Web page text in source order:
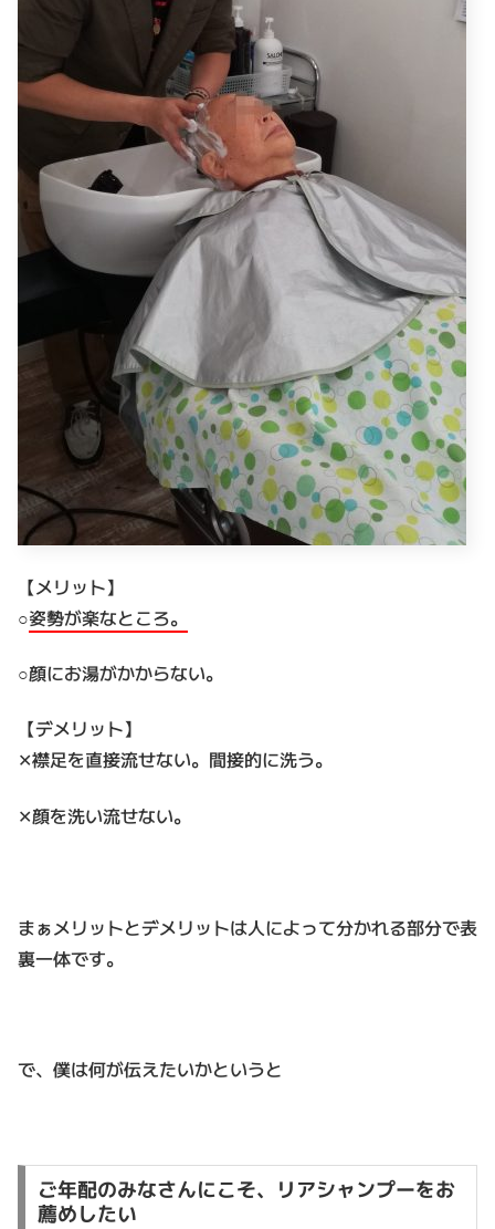
【メリット】
○姿勢が楽なところ。
○顔にお湯がかからない。
【デメリット】
✕襟足を直接流せない。間接的に洗う。
✕顔を洗い流せない。
まぁメリットとデメリットは人によって分かれる部分で表
裏一体です。
で、僕は何が伝えたいかというと
ご年配のみなさんにこそ、リアシャンプーをお
薦めしたい